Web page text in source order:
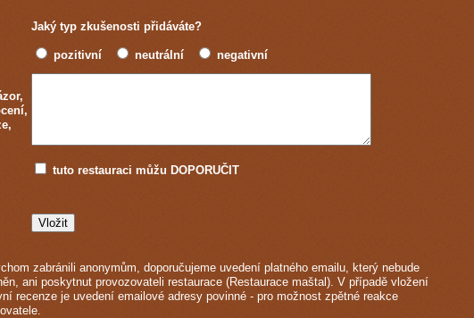
Jaký typ zkušenosti přidáváte?
pozitivní neutrální negativní
tuto restauraci můžu DOPORUČIT
zabránili anonymům, doporučujeme uvedení platného emailu, který nebude
ani poskytnut provozovateli restaurace (Restaurace maštal). V případě vložení
recenze je uvedení emailové adresy povinné - pro možnost zpětné reakce